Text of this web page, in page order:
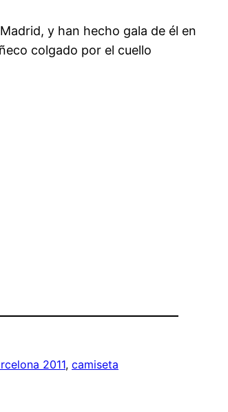
y han hecho gala de él en
colgado por el cuello
2011, camiseta